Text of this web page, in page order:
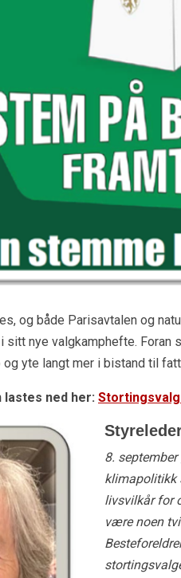
og både Parisavtalen og
nye valgkamphefte. Foran
yte langt mer i bistand til
lastes ned her:
8.
klimapolitikk
livsvilkår for
være noen